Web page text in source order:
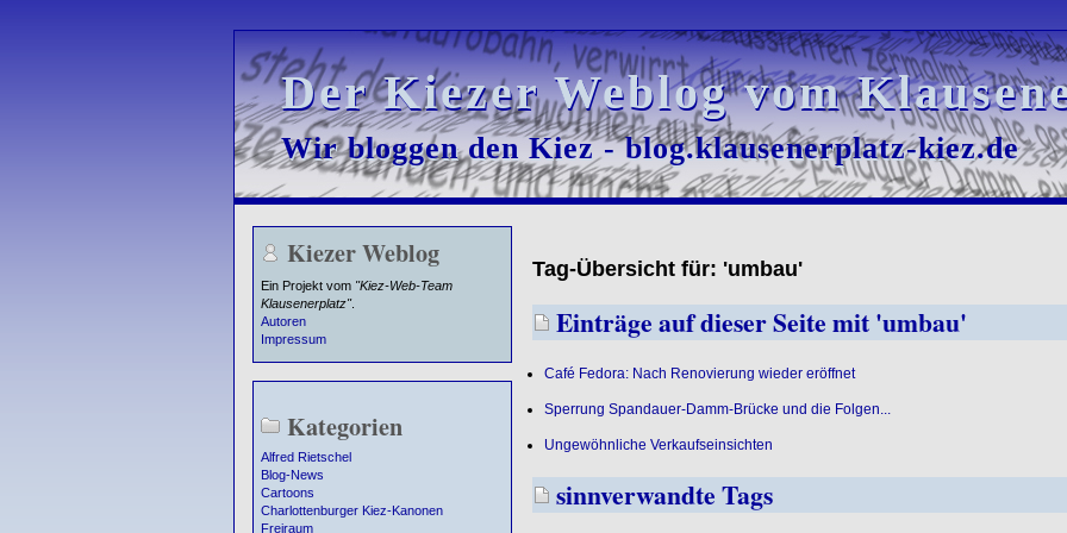
Der Kiezer Weblog vom
Der Kiezer Weblog vom
Wir bloggen den Kiez - blog.klausenerplatz-kiez.de
Wir bloggen den Kiez - blog.klausenerplatz-kiez.de
Kiezer Weblog
Ein Projekt vom "Kiez-Web-Team
Klausenerplatz".
Autoren
Impressum
Kategorien
Alfred Rietschel
Blog-News
Cartoons
Charlottenburger Kiez-Kanonen
Freiraum
Tag-Übersicht für: 'umbau'
Einträge auf dieser Seite mit 'umbau'
Café Fedora: Nach Renovierung wieder eröffnet
Sperrung Spandauer-Damm-Brücke und die Folgen...
Ungewöhnliche Verkaufseinsichten
sinnverwandte Tags